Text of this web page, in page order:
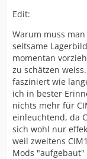
Edit:
Warum muss
seltsame
momentan
zu schätzen
fasziniert wie
ich in bester
nichts mehr für
einleuchtend, da
sich wohl nur
weil zweitens
Mods "aufgebaut"